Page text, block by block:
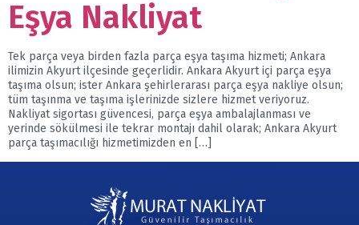
Eşya Nakliyat
Tek parça veya birden fazla parça eşya taşıma hizmeti; Ankara
ilimizin Akyurt ilçesinde geçerlidir. Ankara Akyurt içi parça eşya
taşıma olsun; ister Ankara şehirlerarası parça eşya nakliye olsun;
tüm taşınma ve taşıma işlerinizde sizlere hizmet veriyoruz.
Nakliyat sigortası güvencesi, parça eşya ambalajlanması ve
yerinde sökülmesi ile tekrar montajı dahil olarak; Ankara Akyurt
parça taşımacılığı hizmetimizden en […]